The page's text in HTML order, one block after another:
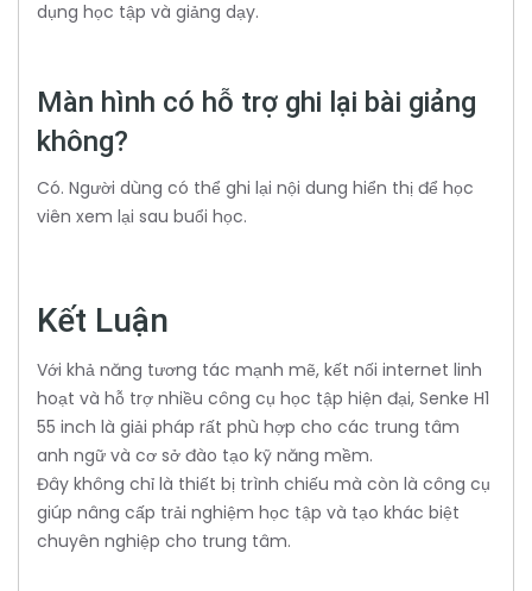
dụng học tập và giảng dạy.
Màn hình có hỗ trợ ghi lại bài giảng
không?
Có. Người dùng có thể ghi lại nội dung hiển thị để học
viên xem lại sau buổi học.
Kết Luận
Với khả năng tương tác mạnh mẽ, kết nối internet linh
hoạt và hỗ trợ nhiều công cụ học tập hiện đại, Senke H1
55 inch là giải pháp rất phù hợp cho các trung tâm
anh ngữ và cơ sở đào tạo kỹ năng mềm.
Đây không chỉ là thiết bị trình chiếu mà còn là công cụ
giúp nâng cấp trải nghiệm học tập và tạo khác biệt
chuyên nghiệp cho trung tâm.